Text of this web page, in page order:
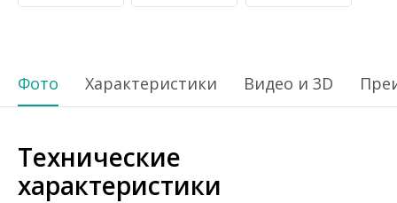
Фото Характеристики Видео и 3D
Технические
характеристики